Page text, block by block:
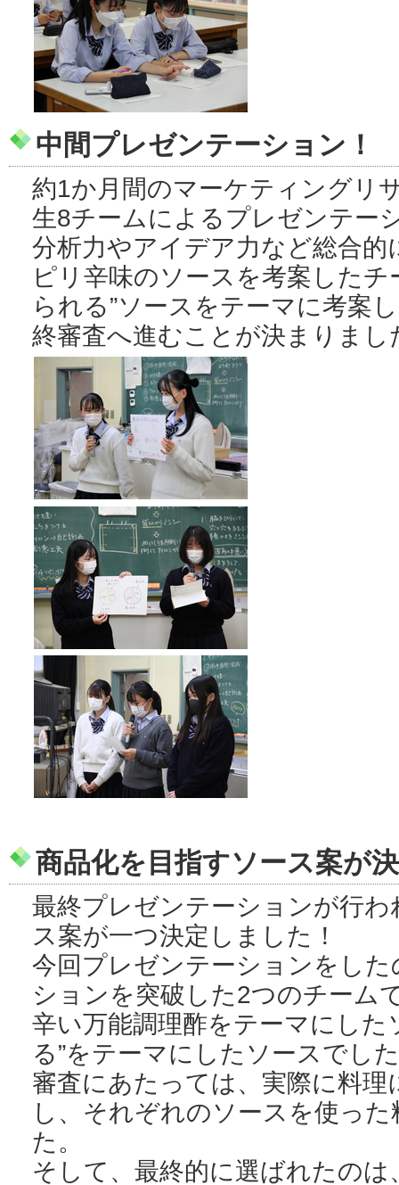
中間プレゼンテーション！
約1か月間のマーケティングリ
生8チームによるプレゼンテー
分析力やアイデア力など総合的
ピリ辛味のソースを考案したチ
られる”ソースをテーマに考案
終審査へ進むことが決まりまし
商品化を目指すソース案が
最終プレゼンテーションが行
ス案が一つ決定しました！
今回プレゼンテーションをし
ションを突破した2つのチーム
辛い万能調理酢をテーマにした
る”をテーマにしたソースでし
審査にあたっては、実際に料
し、それぞれのソースを使っ
た。
そして、最終的に選ばれたの